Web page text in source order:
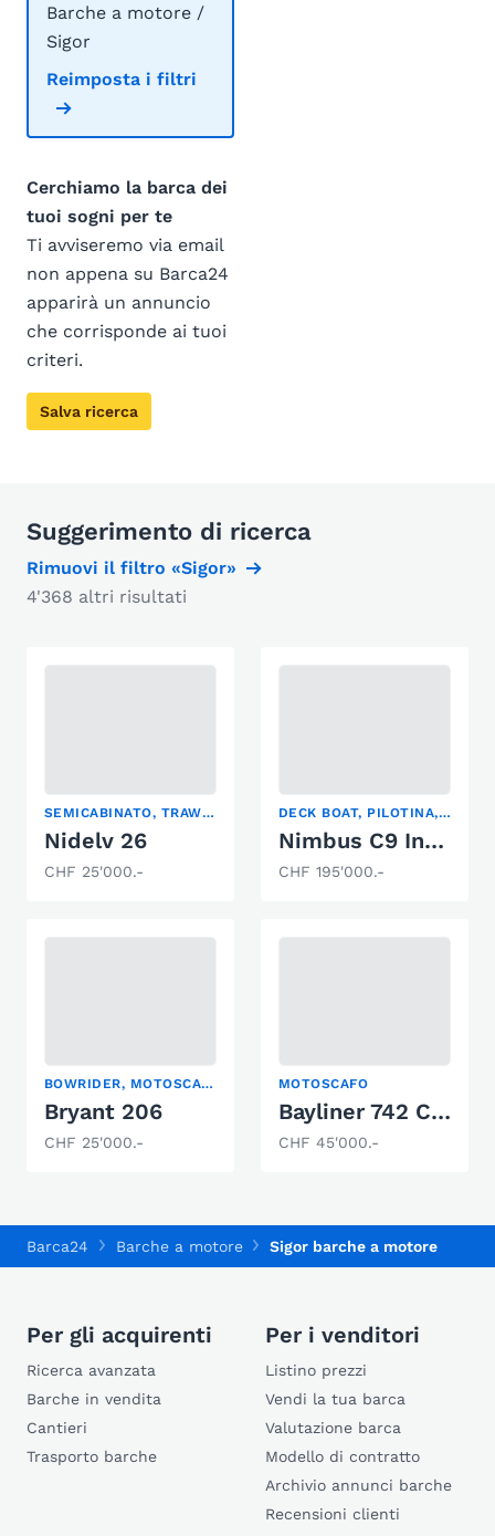
Barche a motore /
Sigor
Reimposta i filtri
Cerchiamo la barca dei
tuoi sogni per te
Ti avviseremo via email
non appena su Barca24
apparirà un annuncio
che corrisponde ai tuoi
criteri.
Salva ricerca
Suggerimento di ricerca
Rimuovi il filtro «Sigor»
4'368 altri risultati
SEMICABINATO, TRAWLER
Nidelv 26
CHF 25'000.-
DECK BOAT, PILOTINA, SEMICABINATO
Nimbus C9 Inboard
CHF 195'000.-
BOWRIDER, MOTOSCAFO
Bryant 206
CHF 25'000.-
MOTOSCAFO
Bayliner 742 Cuddy
CHF 45'000.-
Barca24 Barche a motore Sigor barche a motore
Per gli acquirenti
Ricerca avanzata
Barche in vendita
Cantieri
Trasporto barche
Per i venditori
Listino prezzi
Vendi la tua barca
Valutazione barca
Modello di contratto
Archivio annunci barche
Recensioni clienti